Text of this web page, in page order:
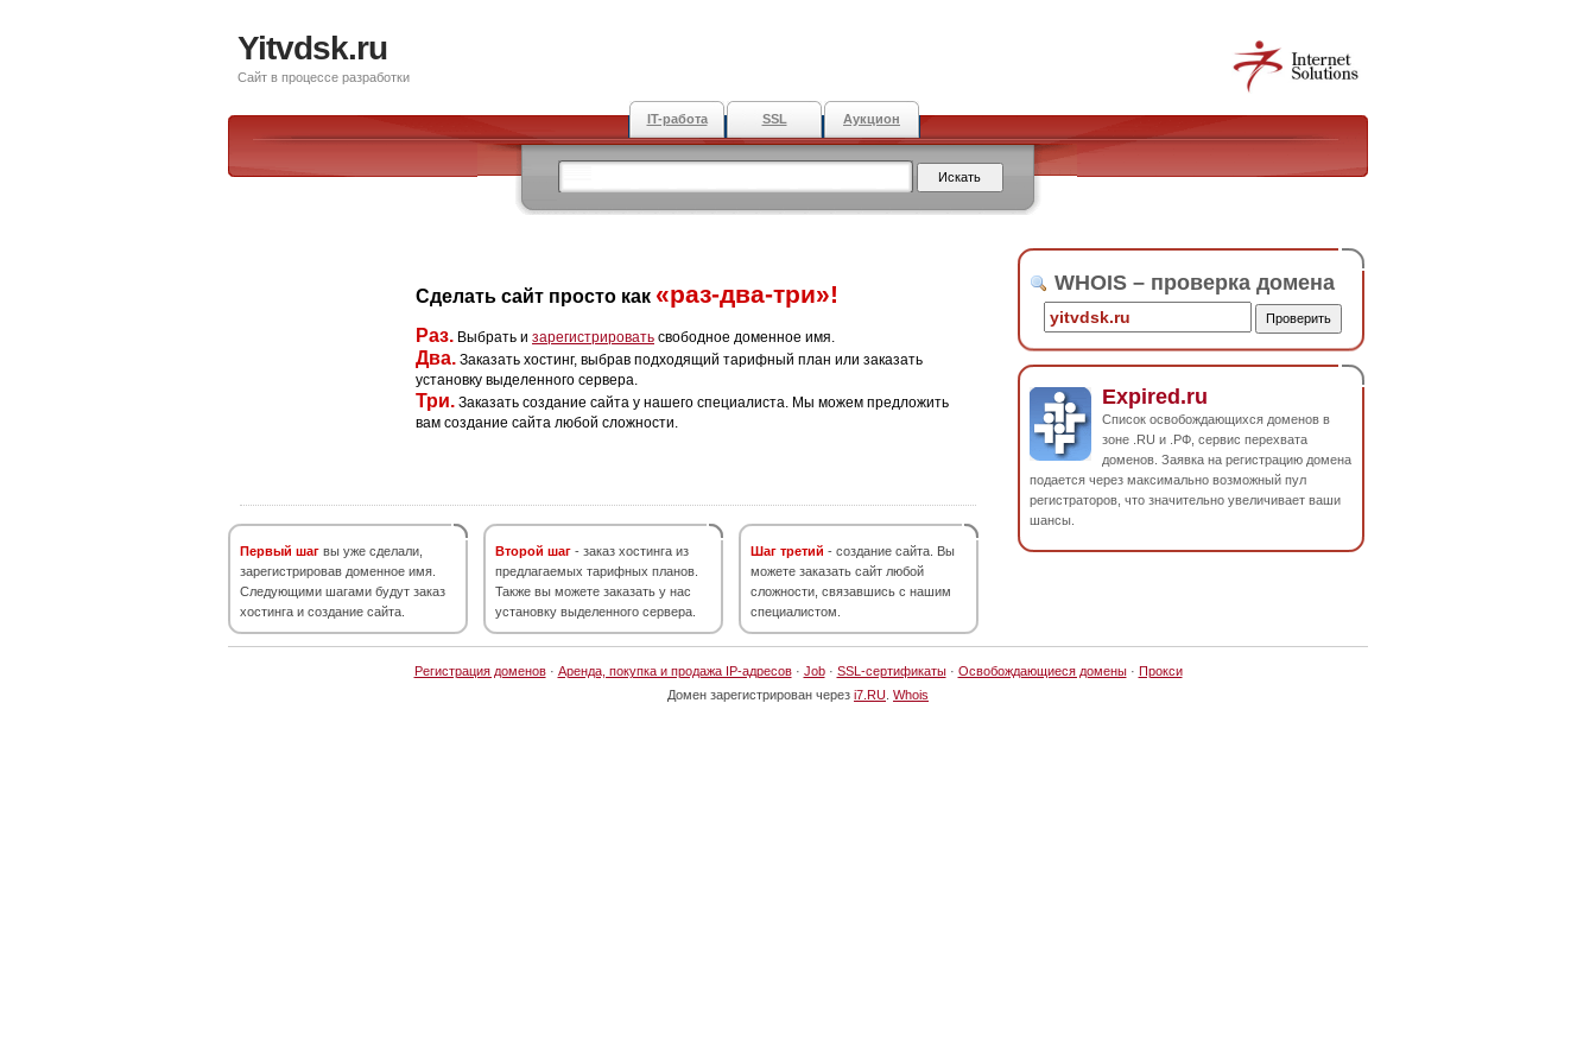
Yitvdsk.ru
Сайт в процессе разработки
IT-работа SSL Аукцион
Сделать сайт просто как «раз-два-три»!
Раз. Выбрать и зарегистрировать свободное доменное имя.
Два. Заказать хостинг, выбрав подходящий тарифный план или заказать
установку выделенного сервера.
Три. Заказать создание сайта у нашего специалиста. Мы можем предложить
вам создание сайта любой сложности.
Первый шаг вы уже сделали,
зарегистрировав доменное имя.
Следующими шагами будут заказ
хостинга и создание сайта.
Второй шаг - заказ хостинга из
предлагаемых тарифных планов.
Также вы можете заказать у нас
установку выделенного сервера.
Шаг третий - создание сайта. Вы
можете заказать сайт любой
сложности, связавшись с нашим
специалистом.
WHOIS – проверка домена
Expired.ru
Список освобождающихся доменов в
зоне .RU и .РФ, сервис перехвата
доменов. Заявка на регистрацию домена
подается через максимально возможный пул
регистраторов, что значительно увеличивает ваши
шансы.
Регистрация доменов· Аренда, покупка и продажа IP-адресов· Job· SSL-сертификаты· Освобождающиеся домены· Прокси
Домен зарегистрирован через i7.RU Whois